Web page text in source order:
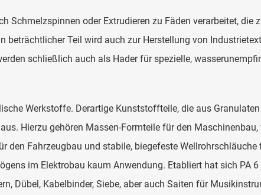
Schmelzspinnen oder Extrudieren zu Fäden verarbeitet, die
Teil wird auch zur Herstellung von
schließlich auch als Hader für spezielle,
Werkstoffe. Derartige Kunststoffteile, die aus
Hierzu gehören Massen-Formteile für den
Fahrzeugbau und stabile, biegefeste
im Elektrobau kaum Anwendung. Etabliert hat sich PA
Dübel, Kabelbinder, Siebe, aber auch Saiten für